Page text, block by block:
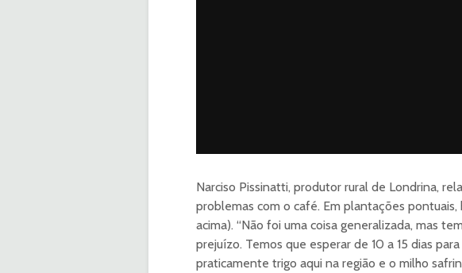
Narciso Pissinatti, produtor rural de Londrina,
problemas com o café. Em plantações
acima). “Não foi uma coisa generalizada, mas
prejuízo. Temos que esperar de 10 a 15 dias
praticamente trigo aqui na região e o milho